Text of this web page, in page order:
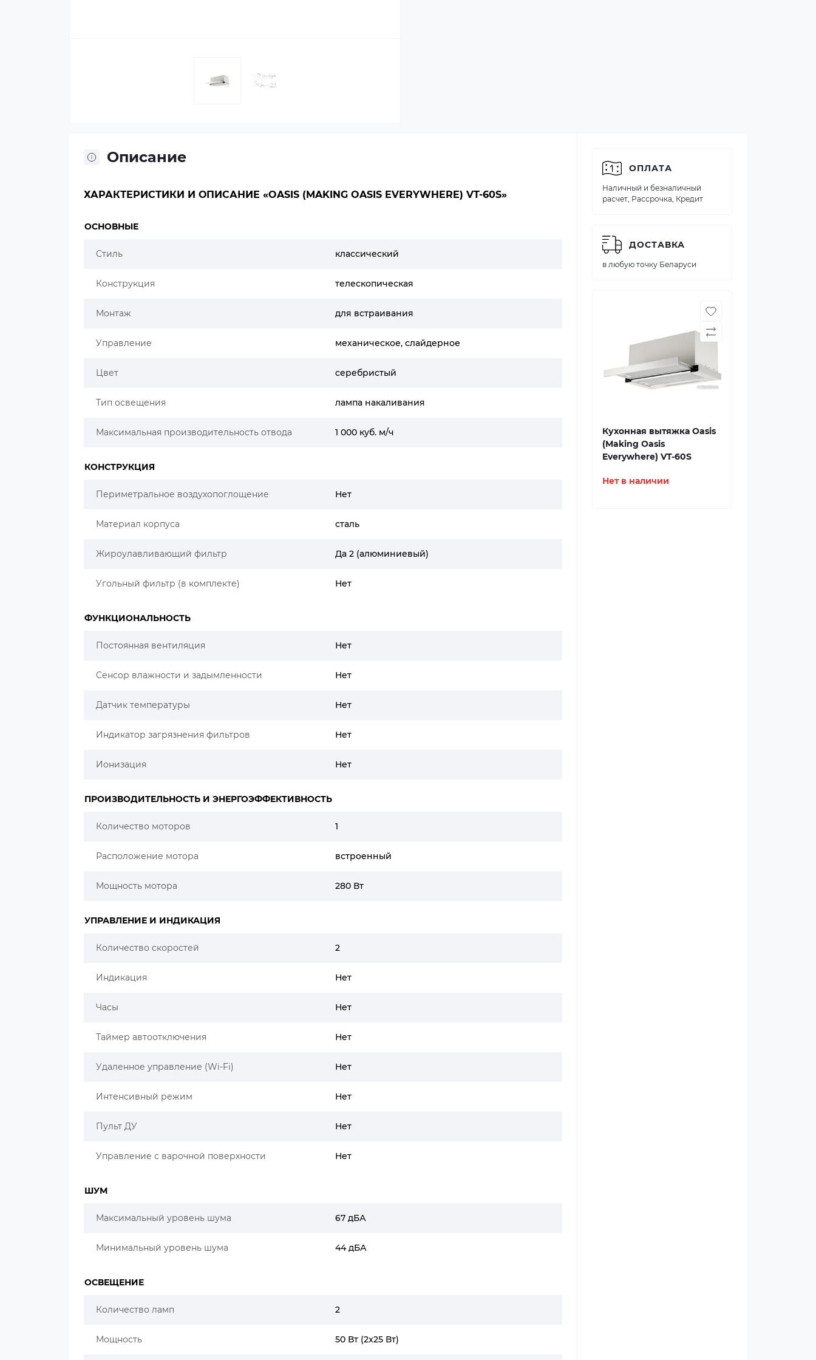
Описание
ХАРАКТЕРИСТИКИ И ОПИСАНИЕ «OASIS (MAKING OASIS EVERYWHERE) VT-60S»
ОСНОВНЫЕ
Стиль классический
Конструкция телескопическая
Монтаж для встраивания
Управление механическое, слайдерное
Цвет серебристый
Тип освещения лампа накаливания
Максимальная производительность отвода 1 000 куб. м/ч
КОНСТРУКЦИЯ
Периметральное воздухопоглощение Нет
Материал корпуса сталь
Жироулавливающий фильтр Да 2 (алюминиевый)
Угольный фильтр (в комплекте) Нет
ФУНКЦИОНАЛЬНОСТЬ
Постоянная вентиляция Нет
Сенсор влажности и задымленности Нет
Датчик температуры Нет
Индикатор загрязнения фильтров Нет
Ионизация Нет
ПРОИЗВОДИТЕЛЬНОСТЬ И ЭНЕРГОЭФФЕКТИВНОСТЬ
Количество моторов 1
Расположение мотора встроенный
Мощность мотора 280 Вт
УПРАВЛЕНИЕ И ИНДИКАЦИЯ
Количество скоростей 2
Индикация Нет
Часы Нет
Таймер автоотключения Нет
Удаленное управление (Wi-Fi) Нет
Интенсивный режим Нет
Пульт ДУ Нет
Управление с варочной поверхности Нет
ШУМ
Максимальный уровень шума 67 дБА
Минимальный уровень шума 44 дБА
ОСВЕЩЕНИЕ
Количество ламп 2
Мощность 50 Вт (2x25 Вт)
ОПЛАТА
Наличный и безналичный
расчет, Рассрочка, Кредит
ДОСТАВКА
в любую точку Беларуси
Кухонная вытяжка Oasis
(Making Oasis
Everywhere) VT-60S
Нет в наличии